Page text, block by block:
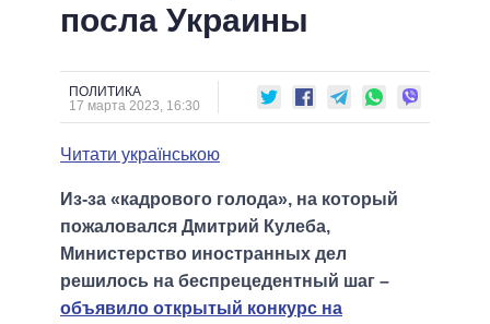
СОБЫТИЯ
МНЕНИЯ
ОБЗОРЫ
ДАЙДЖЕСТЫ
ЭКОНОМИКА
ПОЛИТИКИ
ВСЕ ПОЛИТИКИ
ПРЕЗИДЕНТ И ОФИС
ВЕРХОВНАЯ РАДА
ГЛАВЫ ОБЛАДМИНИСТРАЦИЙ
ВСЕ ПЕРСОНЫ
ИНФОГРАФИКА
ВИДЕО
СРАВНЕНИЕ ПОЛИТИКОВ
посла Украины
ПОЛИТИКА
17 марта 2023, 16:30
Читати українською
Из-за «кадрового голода», на который
пожаловался Дмитрий Кулеба,
Министерство иностранных дел
решилось на беспрецедентный шаг –
объявило открытый конкурс на